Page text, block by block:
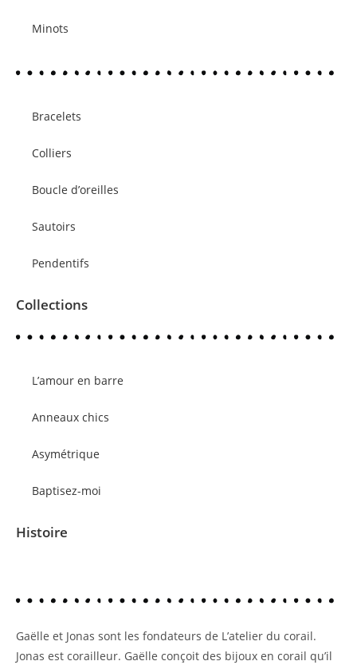
Minots
Bracelets
Colliers
Boucle d’oreilles
Sautoirs
Pendentifs
Collections
L’amour en barre
Anneaux chics
Asymétrique
Baptisez-moi
Histoire
Gaëlle et Jonas sont les fondateurs de L’atelier du corail.
Jonas est corailleur. Gaëlle conçoit des bijoux en corail qu’il